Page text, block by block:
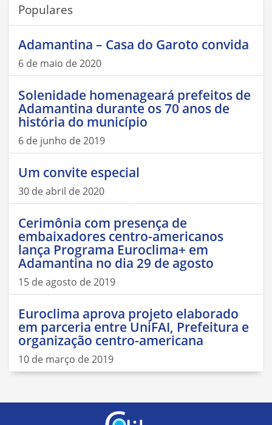
Populares
Adamantina – Casa do Garoto convida
6 de maio de 2020
Solenidade homenageará prefeitos de
Adamantina durante os 70 anos de
história do município
6 de junho de 2019
Um convite especial
30 de abril de 2020
Cerimônia com presença de
embaixadores centro-americanos
lança Programa Euroclima+ em
Adamantina no dia 29 de agosto
15 de agosto de 2019
Euroclima aprova projeto elaborado
em parceria entre UniFAI, Prefeitura e
organização centro-americana
10 de março de 2019